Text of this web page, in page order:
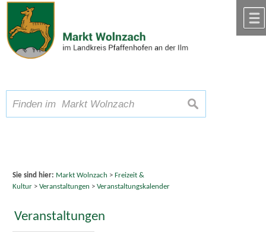
Zum Inhalt,zur Navigation
Schriftgröße A A A suchen
Sie sind hier: Markt Wolnzach > Freizeit &
Kultur> Veranstaltungen > Veranstaltungskalender
Veranstaltungen